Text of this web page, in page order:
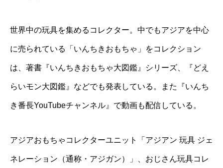
世界中の玩具を集めるコレクター。中でもアジアを中心
に売られている「いんちきおもちゃ」をコレクション
は、著書『いんちきおもちゃ大図鑑』シリーズ、『どえ
らいモン大図鑑』などでも発表している。また『いんち
き番長YouTubeチャンネル』で動画も配信している。
アジアおもちゃコレクターユニット「アジアン 玩具 ジェ
ネレーション（通称・アジガン）」、おじさん玩具コレ